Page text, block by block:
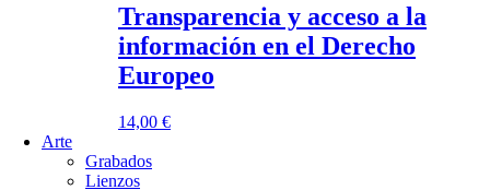
Transparencia y acceso a la
información en el Derecho
Europeo
14,00 €
Arte
Grabados
Lienzos